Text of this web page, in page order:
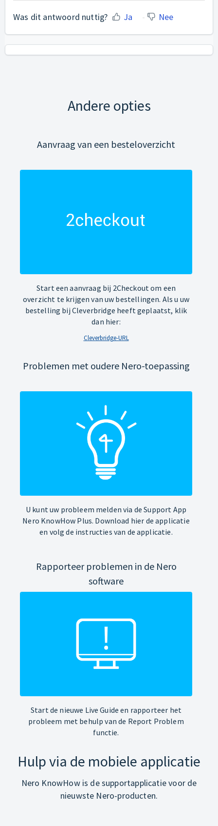
Was dit antwoord nuttig? Ja Nee
Andere opties
Aanvraag van een besteloverzicht
Start een aanvraag bij 2Checkout om een
overzicht te krijgen van uw bestellingen. Als u uw
bestelling bij Cleverbridge heeft geplaatst, klik
dan hier:
Cleverbridge-URL
Problemen met oudere Nero-toepassing
U kunt uw probleem melden via de Support App
Nero KnowHow Plus. Download hier de applicatie
en volg de instructies van de applicatie.
Rapporteer problemen in de Nero
software
Start de nieuwe Live Guide en rapporteer het
probleem met behulp van de Report Problem
functie.
Hulp via de mobiele applicatie
Nero KnowHow is de supportapplicatie voor de
nieuwste Nero-producten.